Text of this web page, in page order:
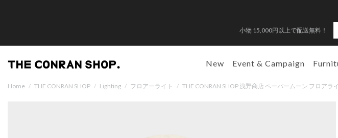
小物 15,000円以上で配送無料！
New Event & Campaign
Home / THE CONRAN SHOP / Lighting / フロアーライト / THE CONRAN SHOP 浅野商店 ペーパームーン フロアラ